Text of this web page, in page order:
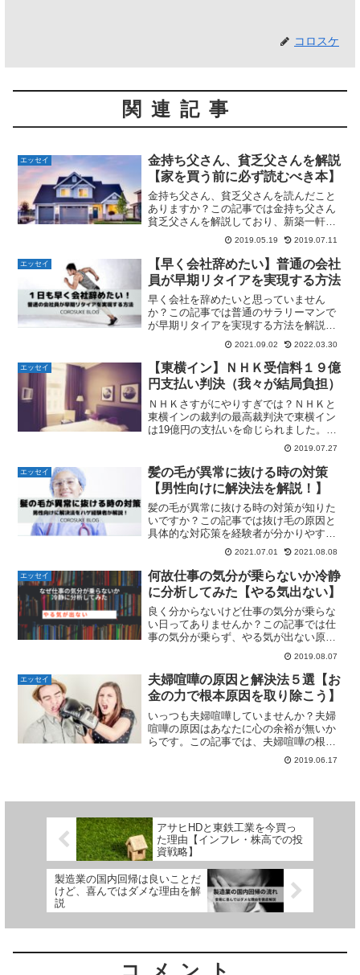
コロスケ
関連記事
エッセイ
金持ち父さん、貧乏父さんを解説
【家を買う前に必ず読むべき本】
金持ち父さん、貧乏父さんを読んだこと
ありますか？この記事では金持ち父さん
貧乏父さんを解説しており、新築一軒家
は負債だったことが分かります。お金に
関する考え方を知りたい方はこの記事を
ご覧ください。
2019.05.19 2019.07.11
エッセイ
【早く会社辞めたい】普通の会社
員が早期リタイアを実現する方法
早く会社を辞めたいと思っていません
か？この記事では普通のサラリーマンで
が早期リタイアを実現する方法を解説し
ています。一刻も早く会社を辞めたい方
はこの記事をご覧下さい。
2021.09.02 2022.03.30
エッセイ
【東横イン】ＮＨＫ受信料１９億
円支払い判決（我々が結局負担）
ＮＨＫさすがにやりすぎでは？ＮＨＫと
東横インの裁判の最高裁判決で東横イン
は19億円の支払いを命じられました。こ
のホテルでの受信料は僕たち宿泊者が負
担することになります。ＮＨＫの最近の
動きはやりすぎでは？と思う方はこの記
事をご覧下さい。
2019.07.27
エッセイ
髪の毛が異常に抜ける時の対策
【男性向けに解決法を解説！】
髪の毛が異常に抜ける時の対策が知りた
いですか？この記事では抜け毛の原因と
具体的な対応策を経験者が分かりやすく
紹介しています。ハゲたくない人はこの
記事をご覧下さい。
2021.07.01 2021.08.08
エッセイ
何故仕事の気分が乗らないか冷静
に分析してみた【やる気出ない】
良く分からないけど仕事の気分が乗らな
い日ってありませんか？この記事では仕
事の気分が乗らず、やる気が出ない原因
をきちんと分析してみました。仕事の気
分が乗らない原因を知りたい方はこの記
事をご覧下さい。
2019.08.07
エッセイ
夫婦喧嘩の原因と解決法５選【お
金の力で根本原因を取り除こう】
いっつも夫婦喧嘩していませんか？夫婦
喧嘩の原因はあなたに心の余裕が無いか
らです。この記事では、夫婦喧嘩の根本
原因であるあなたの忙しさを取り除く方
法をまとめています。夫婦喧嘩を本気で
2019.06.17
アサヒHDと東鉄工業を今買っ
た理由【インフレ・株高での投
資戦略】
製造業の国内回帰は良いことだ
けど、喜んではダメな理由を解
説
コメント